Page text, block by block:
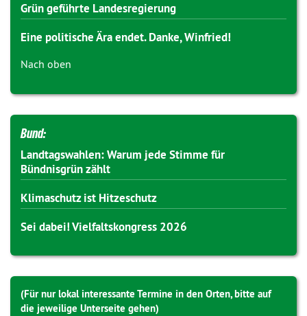
Grün geführte Landesregierung
Eine politische Ära endet. Danke, Winfried!
Nach oben
Bund:
Landtagswahlen: Warum jede Stimme für
Bündnisgrün zählt
Klimaschutz ist Hitzeschutz
Sei dabei! Vielfaltskongress 2026
(Für nur lokal interessante Termine in den Orten, bitte auf
die jeweilige Unterseite gehen)